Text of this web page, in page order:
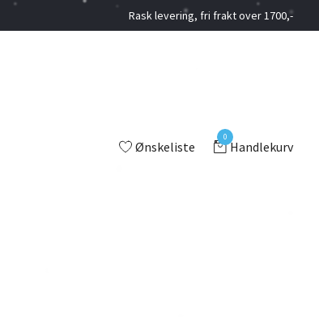
Rask levering, fri frakt over 1700,-
Ønskeliste
0
Handlekurv